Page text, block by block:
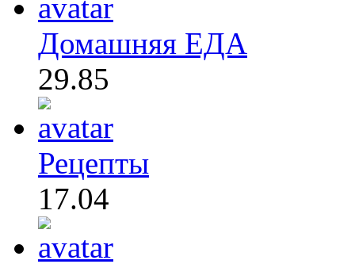
Домашняя ЕДА
29.85
Рецепты
17.04